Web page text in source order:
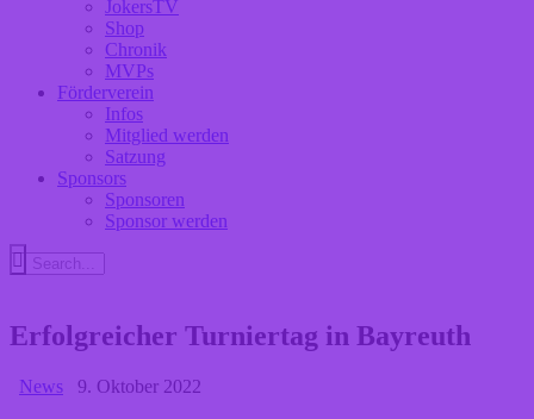
JokersTV
Shop
Chronik
MVPs
Förderverein
Infos
Mitglied werden
Satzung
Sponsors
Sponsoren
Sponsor werden
Erfolgreicher Turniertag in Bayreuth
News 9. Oktober 2022